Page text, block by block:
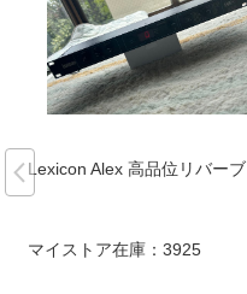
Lexicon Alex 高品位リバーブ
マイストア在庫： 3925